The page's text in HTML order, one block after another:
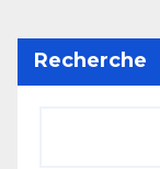
Recherche